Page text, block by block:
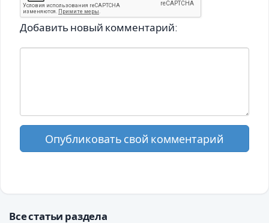
Добавить новый комментарий:
Опубликовать свой комментарий
Все статьи раздела